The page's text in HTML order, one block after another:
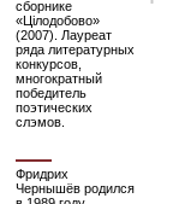
сборнике
«Цілодобово»
(2007). Лауреат
ряда литературных
конкурсов,
многократный
победитель
поэтических
слэмов.
Фридрих
Чернышёв родился